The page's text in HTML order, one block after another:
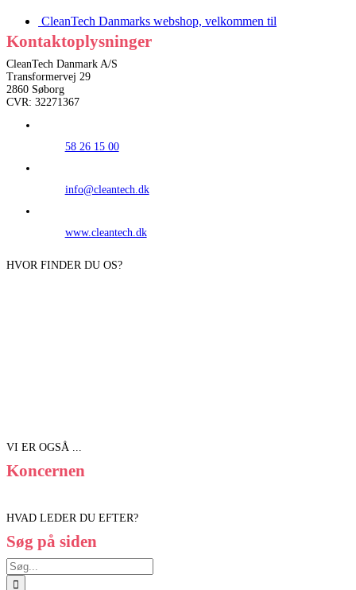
CleanTech Danmarks webshop, velkommen til
Kontaktoplysninger
CleanTech Danmark A/S
Transformervej 29
2860 Søborg
CVR: 32271367
58 26 15 00
info@cleantech.dk
www.cleantech.dk
HVOR FINDER DU OS?
VI ER OGSÅ ...
Koncernen
HVAD LEDER DU EFTER?
Søg på siden
Søg
efter: